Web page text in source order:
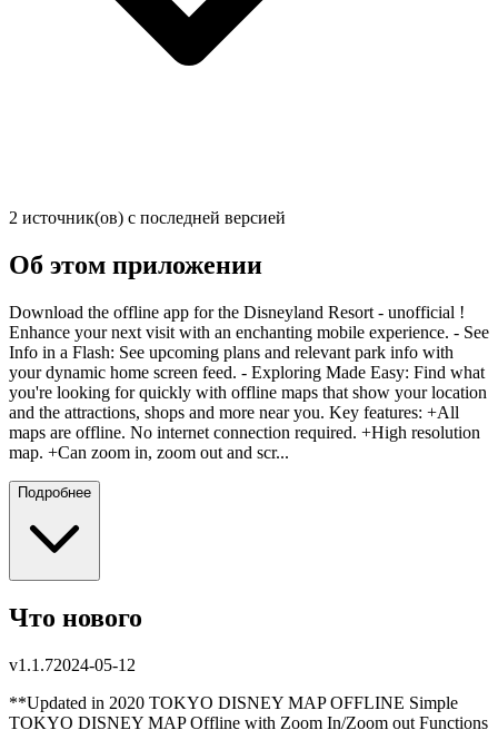
2 источник(ов) с последней версией
Об этом приложении
Download the offline app for the Disneyland Resort - unofficial !
Enhance your next visit with an enchanting mobile experience. - See
Info in a Flash: See upcoming plans and relevant park info with
your dynamic home screen feed. - Exploring Made Easy: Find what
you're looking for quickly with offline maps that show your location
and the attractions, shops and more near you. Key features: +All
maps are offline. No internet connection required. +High resolution
map. +Can zoom in, zoom out and scr...
Подробнее
Что нового
v1.1.72024-05-12
**Updated in 2020 TOKYO DISNEY MAP OFFLINE Simple
TOKYO DISNEY MAP Offline with Zoom In/Zoom out Functions